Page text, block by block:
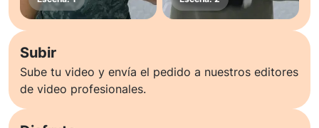
Subir
Sube tu video y envía el pedido a nuestros editores
de video profesionales.